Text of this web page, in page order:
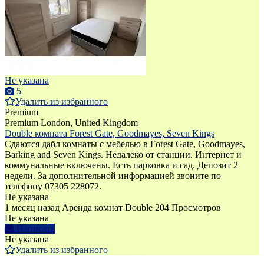
Не указана
5
Удалить из избранного
Premium
Premium London, United Kingdom
Double комната Forest Gate, Goodmayes, Seven Kings
Сдаются дабл комнаты с мебелью в Forest Gate, Goodmayes,
Barking and Seven Kings. Недалеко от станции. Интернет и
коммунальные включены. Есть парковка и сад. Депозит 2
недели. За дополнительной информацией звоните по
телефону 07305 228072.
Не указана
1 месяц назад Аренда комнат Double 204 Просмотров
Не указана
Написать
Не указана
Удалить из избранного